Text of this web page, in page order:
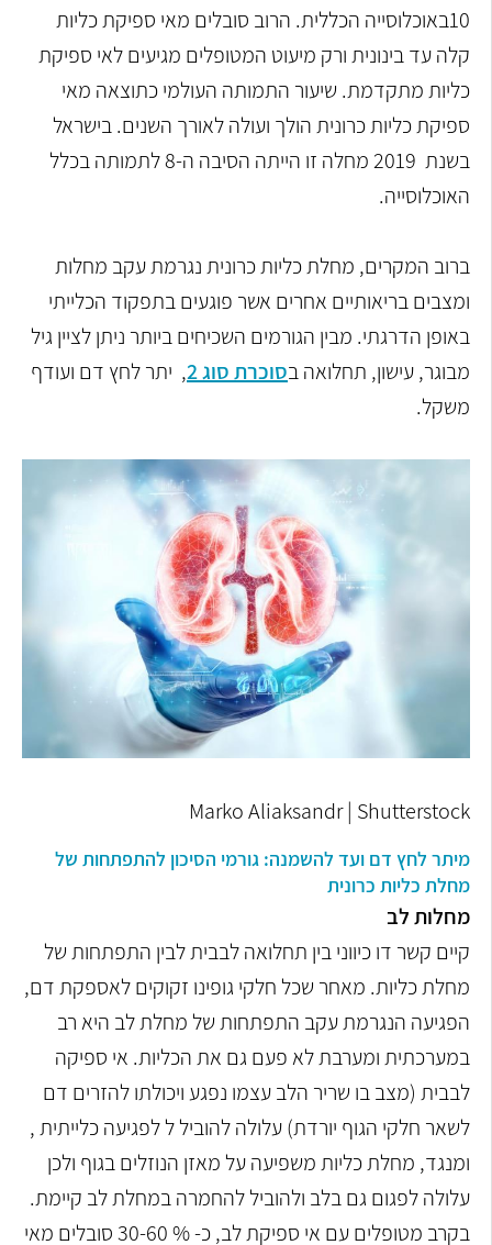
10באוכלוסייה הכללית. הרוב
סובלים מאי ספיקת כליות
קלה עד בינונית ורק מיעוט המטופלים מגיעים לאי ספיקת
כליותמתקדמת. שיעור התמותה העולמי כתוצאה מאי
ספיקת כליות כרונית הולך ועולה לאורך השנים.בישראל
בשנת 2019 מחלה זו הייתה הסיבה ה-8 לתמותה בכלל
האוכלוסייה.
ברוב המקרים, מחלת כליות כרונית נגרמת עקב מחלות
ומצבים בריאותיים אחרים אשר פוגעים בתפקוד הכלייתי
באופן הדרגתי. מבין הגורמים השכיחים ביותר ניתן לציין גיל
מבוגר,עישון, תחלואה בסוכרת סוג 2 , יתר לחץ דם ועודף
משקל.
Marko Aliaksandr | Shutterstock
מיתר לחץ דם ועד להשמנה: גורמי הסיכון להתפתחות של
מחלת כליות כרונית
מחלות לב
קיים קשר דו כיווני בין תחלואה לבבית לבין התפתחות של
מחלת כליות. מאחר שכל חלקי גופינו זקוקים לאספקת דם,
הפגיעה הנגרמת עקב התפתחות של מחלת לב היא רב
במערכתית ומערבת לא פעם גם את הכליות. אי ספיקה
לבבית (מצב בו שריר הלב עצמו נפגע ויכולתו להזרים דם
לשאר חלקי הגוף יורדת) עלולה להוביל ל לפגיעה כלייתית ,
ומנגד, מחלת כליות משפיעה על מאזן הנוזלים בגוף ולכן
עלולה לפגום גם בלב ולהוביל להחמרה במחלת לב קיימת.
בקרב מטופלים עם אי ספיקת לב, כ- % 30-60 סובלים מאי